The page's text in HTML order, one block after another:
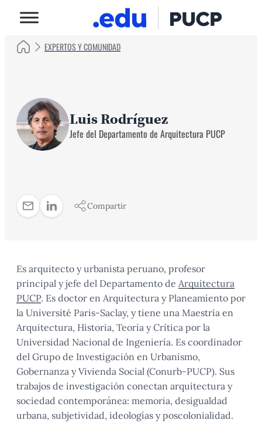
EXPERTOS Y COMUNIDAD
Luis Rodríguez
Jefe del Departamento de Arquitectura PUCP
Compartir
Es arquitecto y urbanista peruano, profesor
principal y jefe del Departamento de Arquitectura
PUCP. Es doctor en Arquitectura y Planeamiento por
la Université Paris-Saclay, y tiene una Maestría en
Arquitectura, Historia, Teoría y Crítica por la
Universidad Nacional de Ingeniería. Es coordinador
del Grupo de Investigación en Urbanismo,
Gobernanza y Vivienda Social (Conurb-PUCP). Sus
trabajos de investigación conectan arquitectura y
sociedad contemporánea: memoria, desigualdad
urbana, subjetividad, ideologías y poscolonialidad.